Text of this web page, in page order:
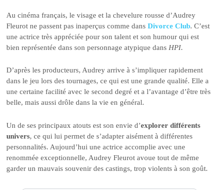
Au cinéma français, le visage et la chevelure rousse d’Audrey
Fleurot ne passent pas inaperçus comme dansDivorce Club. C’est
une actrice très appréciée pour son talent et son humour qui est
bien représentée dans son personnage atypique dans HPI.
D’après les producteurs, Audrey arrive à s’impliquer rapidement
dans le jeu lors des tournages, ce qui est une grande qualité. Elle a
une certaine facilité avec le second degré et a l’avantage d’être très
belle, mais aussi drôle dans la vie en général.
Un de ses principaux atouts est son envie d’explorer différents
univers, ce qui lui permet de s’adapter aisément à différentes
personnalités. Aujourd’hui une actrice accomplie avec une
renommée exceptionnelle, Audrey Fleurot avoue tout de même
garder un mauvais souvenir des castings, trop violents à son goût.